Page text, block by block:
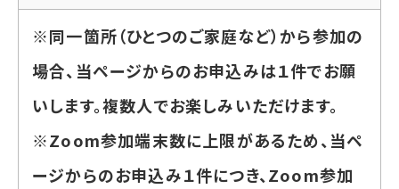
※同一箇所（ひとつのご家庭など）から参加の
場合、当ページからのお申込みは１件でお願
いします。複数人でお楽しみいただけます。
※Zoom参加端末数に上限があるため、当ペ
ージからのお申込み１件につき、Zoom参加